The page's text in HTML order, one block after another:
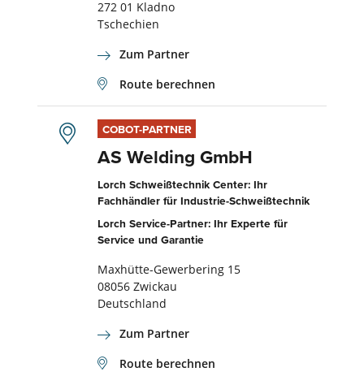
272 01 Kladno
Tschechien
Zum Partner
Route berechnen
COBOT-PARTNER
AS Welding GmbH
Lorch Schweißtechnik Center: Ihr
Fachhändler für Industrie-Schweißtechnik
Lorch Service-Partner: Ihr Experte für
Service und Garantie
Maxhütte-Gewerbering 15
08056 Zwickau
Deutschland
Zum Partner
Route berechnen